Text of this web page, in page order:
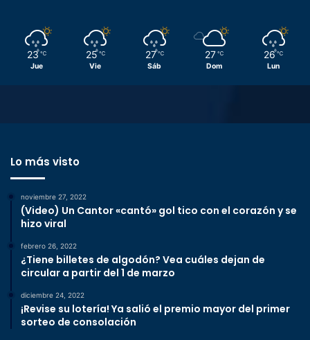
23 ℃
Jue
25 ℃
Vie
27 ℃
Sáb
27 ℃
Dom
26 ℃
Lun
Lo más visto
noviembre 27, 2022
(Video) Un Cantor «cantó» gol tico con el corazón y se
hizo viral
febrero 26, 2022
¿Tiene billetes de algodón? Vea cuáles dejan de
circular a partir del 1 de marzo
diciembre 24, 2022
¡Revise su lotería! Ya salió el premio mayor del primer
sorteo de consolación